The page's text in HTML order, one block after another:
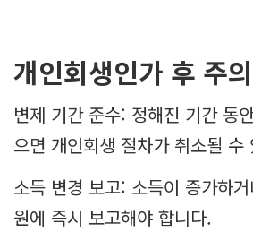
개인회생인가 후 주
변제 기간 준수: 정해진 기간 동
으면 개인회생 절차가 취소될 수
소득 변경 보고: 소득이 증가하
원에 즉시 보고해야 합니다.